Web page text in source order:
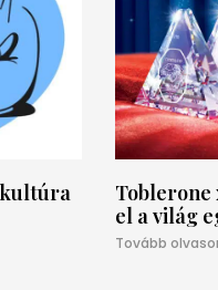
el a világ
Tovább